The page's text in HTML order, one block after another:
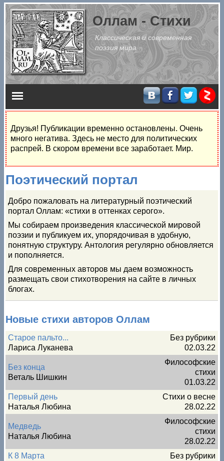
Перейти к основному содержанию
Оллам - Стихи
Классическая и современная
поэзия мира
Главное меню
Друзья! Публикации временно остановлены. Очень
много негатива. Здесь не место для политических
распрей. В скором времени все заработает. Мир.
Поэтический портал
Добро пожаловать на литературный поэтический
портал Оллам: «стихи в оттенках серого».
Мы собираем произведения классической мировой
поэзии и публикуем их, упорядочивая в удобную,
понятную структуру. Антология регулярно обновляется
и пополняется.
Для современных авторов мы даем возможность
размещать свои стихотворения на сайте в личных
блогах.
Новые стихи авторов Оллам
Старое пальто...
Лариса Луканева
Без рубрики
02.03.22
Без конца
Веталь Шишкин
Философские
стихи
01.03.22
Первый день
Наталья Любина
Стихи о весне
28.02.22
Медведь
Наталья Любина
Философские
стихи
28.02.22
К 8 Марта
Без рубрики